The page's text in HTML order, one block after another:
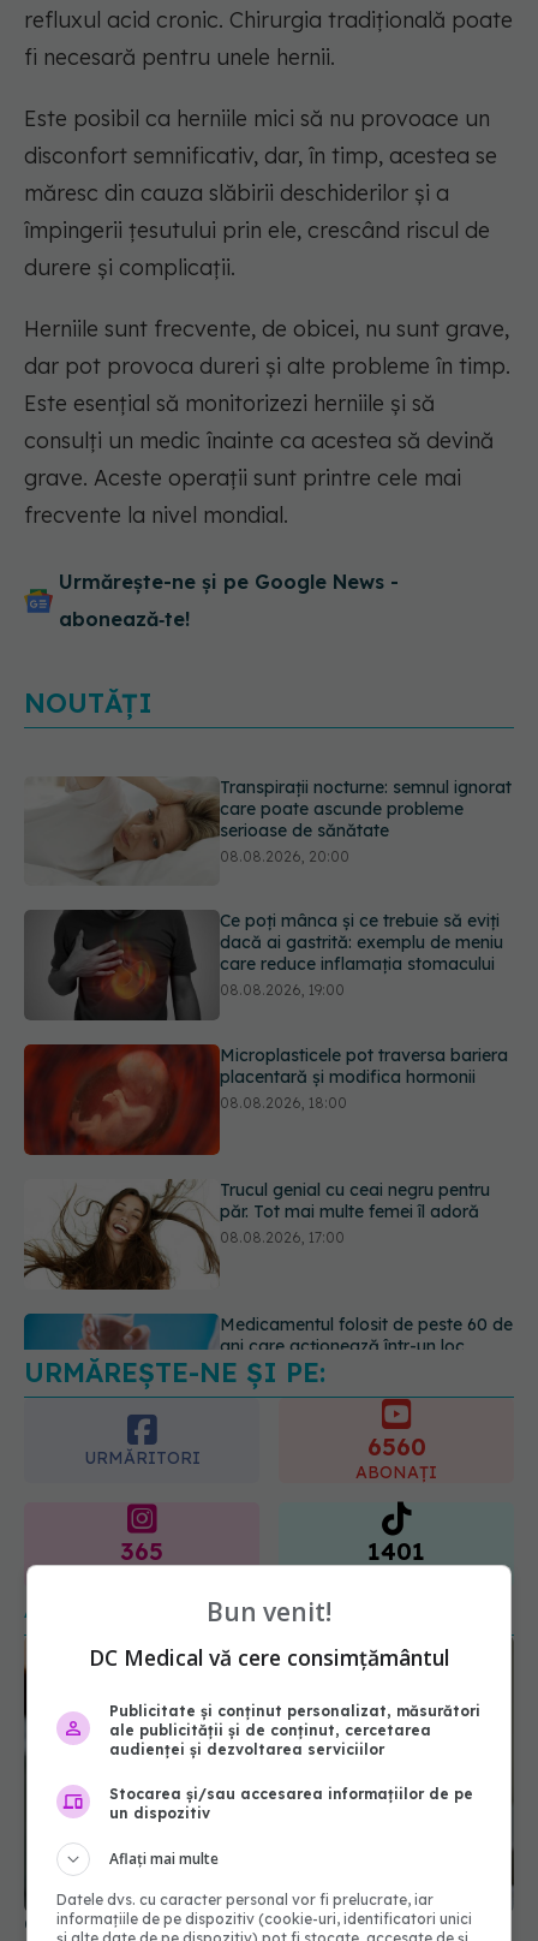
refluxul acid cronic. Chirurgia tradițională poate
fi necesară pentru unele hernii.
Este posibil ca herniile mici să nu provoace un
disconfort semnificativ, dar, în timp, acestea se
măresc din cauza slăbirii deschiderilor și a
împingerii țesutului prin ele, crescând riscul de
durere și complicații.
Herniile sunt frecvente, de obicei, nu sunt grave,
dar pot provoca dureri și alte probleme în timp.
Este esențial să monitorizezi herniile și să
consulți un medic înainte ca acestea să devină
grave. Aceste operații sunt printre cele mai
frecvente la nivel mondial.
Urmărește-ne și pe Google News -
abonează‑te!
NOUTĂȚI
Ce poți mânca și ce trebuie să eviți
dacă ai gastrită: exemplu de meniu
care reduce inflamația stomacului
08.08.2026, 19:00
Microplasticele pot traversa bariera
placentară și modifica hormonii
08.08.2026, 18:00
Trucul genial cu ceai negru pentru
păr. Tot mai multe femei îl adoră
08.08.2026, 17:00
Medicamentul folosit de peste 60 de
ani care acționează într-un loc
neașteptat
Transpirații nocturne: semnul ignorat
care poate ascunde probleme
serioase de sănătate
08.08.2026, 20:00
URMĂREȘTE-NE ȘI PE:
URMĂRITORI
ABONAȚI
URMĂRITORI
1401
URMĂRITORI
ARTICOLE SIMILARE
O asistentă la domiciliu timp de opt zile după
naștere? De ce este sistemul olandez invidiat de
întreaga lume
Bun venit!
DC Medical vă cere consimțământul
Publicitate și conținut personalizat, măsurători
ale publicității și de conținut, cercetarea
audienței și dezvoltarea serviciilor
Stocarea și/sau accesarea informațiilor de pe
un dispozitiv
Aflați mai multe
Datele dvs. cu caracter personal vor fi prelucrate, iar
informațiile de pe dispozitiv (cookie-uri, identificatori unici